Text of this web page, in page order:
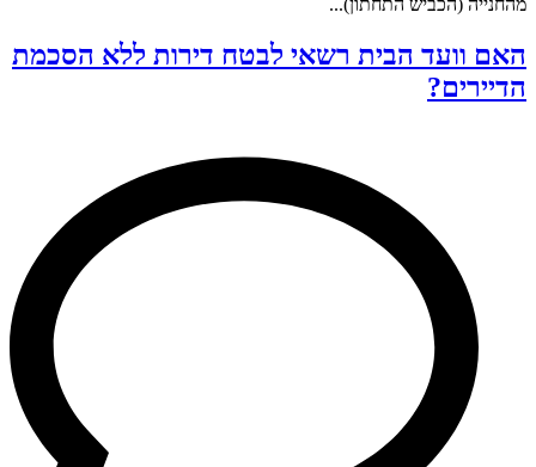
מהחנייה (הכביש התחתון)...
האם וועד הבית רשאי לבטח דירות ללא הסכמת
הדיירים?